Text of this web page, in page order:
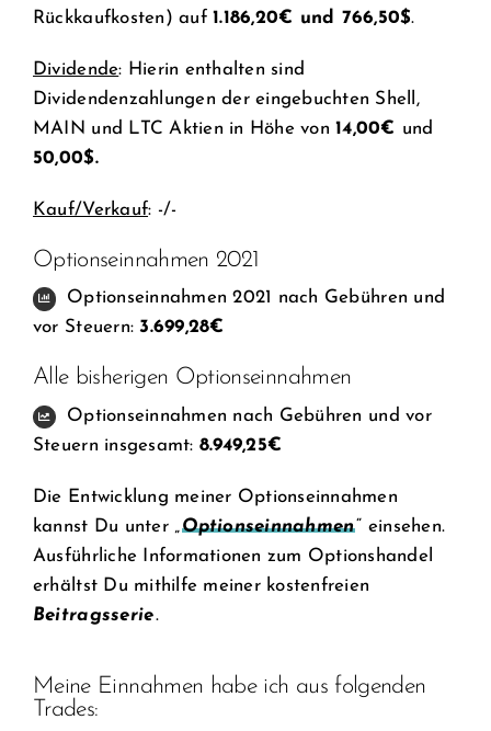
Rückkaufkosten) auf1.186,20€ und 766,50$.
Dividende: Hierin enthalten sind
Dividendenzahlungen der eingebuchten Shell,
MAIN und LTC Aktien in Höhe von14,00€ und
50,00$.
Kauf/Verkauf: -/-
Optionseinnahmen 2021
Optionseinnahmen 2021 nach Gebühren und
vor Steuern:3.699,28€
Alle bisherigen Optionseinnahmen
Optionseinnahmen nach Gebühren und vor
Steuern insgesamt: 8.949,25€
Die Entwicklung meiner Optionseinnahmen
kannst Du unter „Optionseinnahmen“ einsehen.
Ausführliche Informationen zum Optionshandel
erhältst Du mithilfe meiner kostenfreien
Beitragsserie.
Meine Einnahmen habe ich aus folgenden
Trades: